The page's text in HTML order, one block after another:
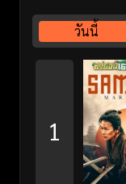
วันนี้
1